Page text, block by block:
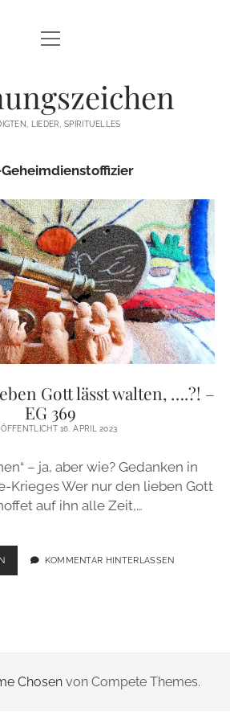
STARTSEITE
PREDIGTEN
TEXTE/PPP
PSALM
LIEDER
LITURGIEN
MEDITATIONEN
SONSTIGES
IMPRESSUM
instagram
email
Menü
öffnen
LIEDER, SPIRITUELLES
Geheimdienstoffizier
Gott lässt walten, ….?! –
EG 369
16. APRIL 2023
– ja, aber wie? Gedanken in
Krieges Wer nur den lieben Gott
auf ihn alle Zeit,…
„WER
NUR
–
KOMMENTAR HINTERLASSEN
Chosenvon Compete Themes.